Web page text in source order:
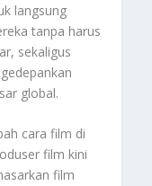
langsung
tanpa harus
sekaligus
global.
cara film di
film kini
film